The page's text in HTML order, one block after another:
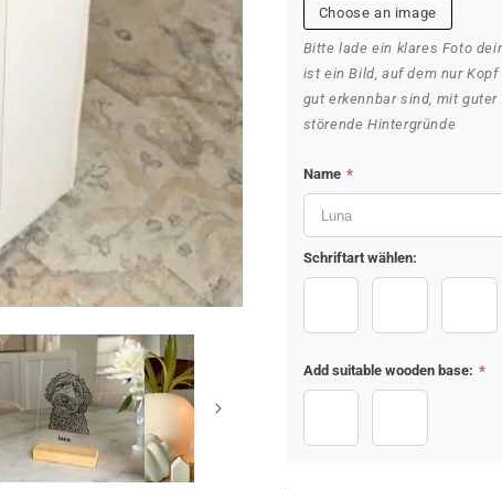
Choose an image
Bitte lade ein klares Foto
ist ein Bild, auf dem nur
gut erkennbar sind, mit
störende Hintergründe
Name *
Schriftart wählen:
Add suitable wooden base: *